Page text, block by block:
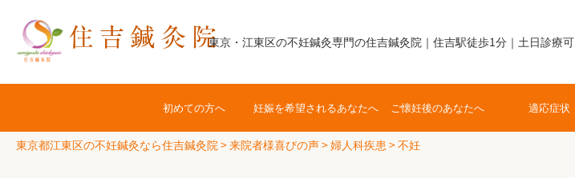
東京・江東区の不妊鍼灸専門の住吉鍼灸院｜住吉駅徒歩1分｜土日診療可
初めての方へ 妊娠を希望されるあなたへ ご懐妊後のあなたへ 適応症状
東京都江東区の不妊鍼灸なら住吉鍼灸院>来院者様喜びの声>婦人科疾患 >不妊